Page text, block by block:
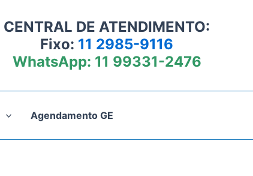
CENTRAL DE ATENDIMENTO:
Fixo: 11 2985-9116
WhatsApp: 11 99331-2476
Agendamento GE